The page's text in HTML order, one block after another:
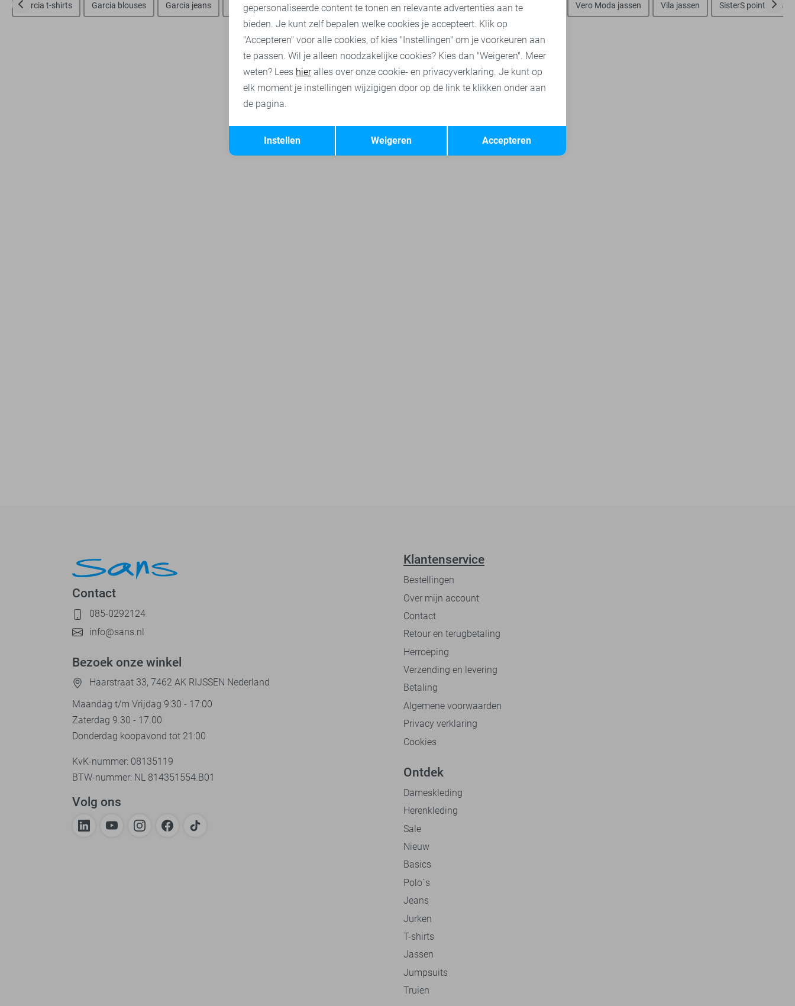
Garcia t-shirts Garcia blouses Garcia jeans Garcia truien Garcia broeken Garcia tops Garcia sweaters Only jassen Vero Moda jassen Vila jassen SisterS point jassen
Contact
085-0292124
info@sans.nl
Bezoek onze winkel
Haarstraat 33, 7462 AK RIJSSEN Nederland
Maandag t/m Vrijdag 9:30 - 17:00
Zaterdag 9.30 - 17.00
Donderdag koopavond tot 21:00
KvK-nummer: 08135119
BTW-nummer: NL 814351554.B01
Volg ons
Klantenservice
Bestellingen
Over mijn account
Contact
Retour en terugbetaling
Herroeping
Verzending en levering
Betaling
Algemene voorwaarden
Privacy verklaring
Cookies
Ontdek
Dameskleding
Herenkleding
Sale
Nieuw
Basics
Polo`s
Jeans
Jurken
T-shirts
Jassen
Jumpsuits
Truien
Terug Opslaan
gepersonaliseerde content te tonen en relevante advertenties aan te
bieden. Je kunt zelf bepalen welke cookies je accepteert. Klik op
"Accepteren" voor alle cookies, of kies "Instellingen" om je voorkeuren aan
te passen. Wil je alleen noodzakelijke cookies? Kies dan "Weigeren". Meer
weten? Lees hieralles over onze cookie- en privacyverklaring. Je kunt op
elk moment je instellingen wijzigigen door op de link te klikken onder aan
de pagina.
Accepteren
Weigeren
Instellen